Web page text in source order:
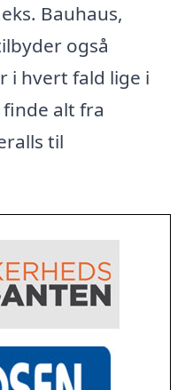
Bauhaus,
også
i hvert fald lige i
alt fra
til